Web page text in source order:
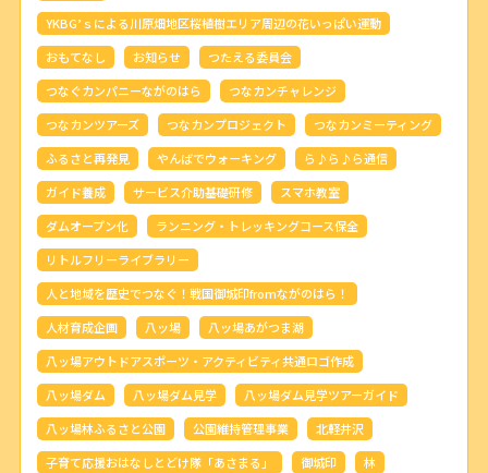
YKBG’ｓによる川原畑地区桜植樹エリア周辺の花いっぱい運動
おもてなし
お知らせ
つたえる委員会
つなぐカンパニーながのはら
つなカンチャレンジ
つなカンツアーズ
つなカンプロジェクト
つなカンミーティング
ふるさと再発見
やんばでウォーキング
ら♪ら♪ら通信
ガイド養成
サービス介助基礎研修
スマホ教室
ダムオープン化
ランニング・トレッキングコース保全
リトルフリーライブラリー
人と地域を歴史でつなぐ！戦国御城印fromながのはら！
人材育成企画
八ッ場
八ッ場あがつま湖
八ッ場アウトドアスポーツ・アクティビティ共通ロゴ作成
八ッ場ダム
八ッ場ダム見学
八ッ場ダム見学ツアーガイド
八ッ場林ふるさと公園
公園維持管理事業
北軽井沢
子育て応援おはなしとどけ隊「あさまる」
御城印
林